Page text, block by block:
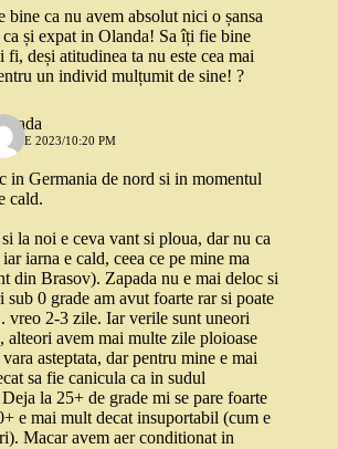
bine ca nu avem absolut nici o șansa
ca și expat in Olanda! Sa îți fie bine
fi, deși atitudinea ta nu este cea mai
un individ mulțumit de sine! ?
2023/10:20 PM
in Germania de nord si in momentul
cald.
la noi e ceva vant si ploua, dar nu ca
iarna e cald, ceea ce pe mine ma
din Brasov). Zapada nu e mai deloc si
sub 0 grade am avut foarte rar si poate
vreo 2-3 zile. Iar verile sunt uneori
alteori avem mai multe zile ploioase
vara asteptata, dar pentru mine e mai
sa fie canicula ca in sudul
la 25+ de grade mi se pare foarte
e mai mult decat insuportabil (cum e
Macar avem aer conditionat in